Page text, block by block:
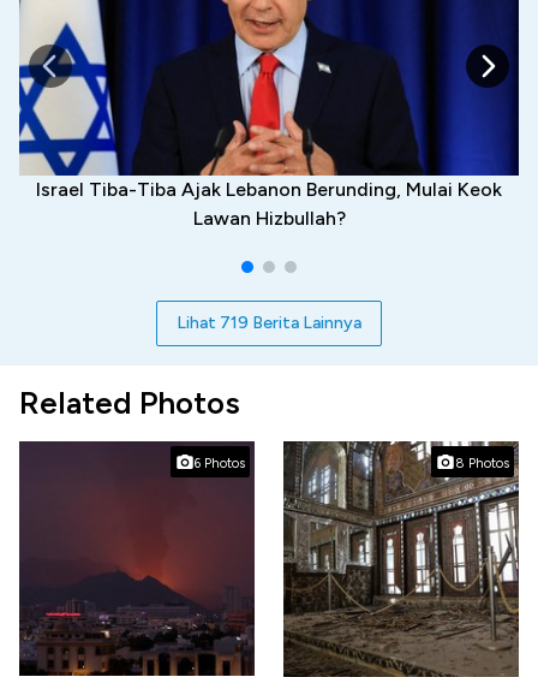
Israel Tiba-Tiba Ajak Lebanon Berunding, Mulai Keok
Lawan Hizbullah?
Lihat 719 Berita Lainnya
Related Photos
6 Photos 8 Photos